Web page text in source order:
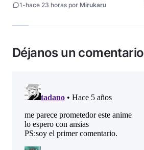
1-hace 23 horas por Mirukaru
Déjanos un comentario